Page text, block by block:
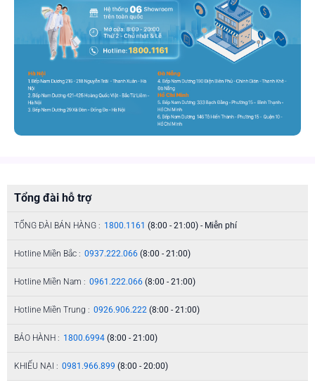
Tổng đài hỗ trợ
TỔNG ĐÀI BÁN HÀNG : 1800.1161 (8:00 - 21:00) - Miễn phí
Hotline Miền Bắc : 0937.222.066 (8:00 - 21:00)
Hotline Miền Nam : 0961.222.066 (8:00 - 21:00)
Hotline Miền Trung : 0926.906.222 (8:00 - 21:00)
BẢO HÀNH : 1800.6994 (8:00 - 21:00)
KHIẾU NẠI : 0981.966.899 (8:00 - 20:00)